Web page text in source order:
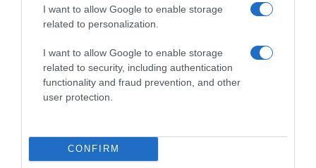
I want to allow Google to enable storage
related to personalization.
I want to allow Google to enable storage
related to security, including authentication
functionality and fraud prevention, and other
user protection.
CONFIRM
ΕΛΛΑΔΑ
Ανοίγει τη Δευτέρα η Παλαιά
Παραλιακή στην Καλλιθέα –
Θωρακίζεται η περιοχή απέναντι σε
πλημμυρικά φαινόμενα (βίντεο)